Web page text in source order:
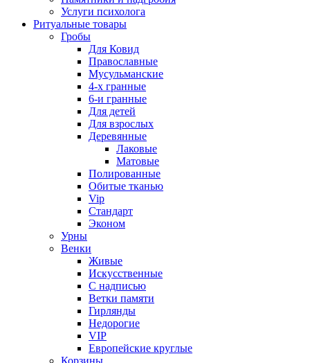
Услуги психолога
Ритуальные товары
Гробы
Для Ковид
Православные
Мусульманские
4-х гранные
6-и гранные
Для детей
Для взрослых
Деревянные
Лаковые
Матовые
Полированные
Обитые тканью
Vip
Стандарт
Эконом
Урны
Венки
Живые
Искусственные
С надписью
Ветки памяти
Гирлянды
Недорогие
VIP
Европейские круглые
Корзины